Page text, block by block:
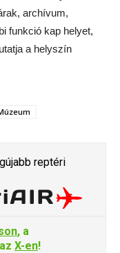
archívum,
funkció kap helyet,
a helyszín
reptéri
, a
X-en!